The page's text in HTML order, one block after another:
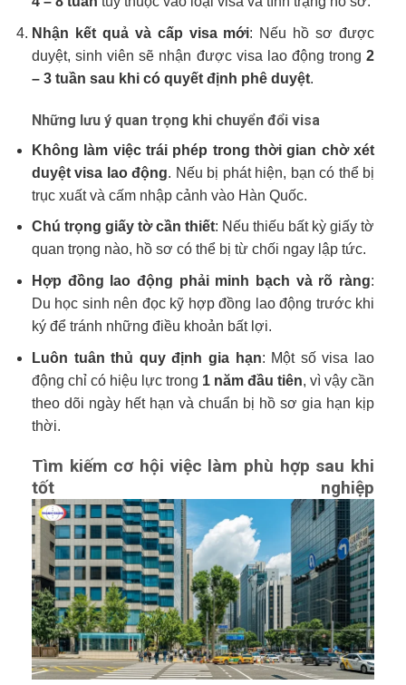
Nhận kết quả và cấp visa mới: Nếu hồ sơ được
duyệt, sinh viên sẽ nhận được visa lao động trong 2
– 3 tuần sau khi có quyết định phê duyệt.
Những lưu ý quan trọng khi chuyển đổi visa
Không làm việc trái phép trong thời gian chờ xét
duyệt visa lao động. Nếu bị phát hiện, bạn có thể bị
trục xuất và cấm nhập cảnh vào Hàn Quốc.
Chú trọng giấy tờ cần thiết: Nếu thiếu bất kỳ giấy tờ
quan trọng nào, hồ sơ có thể bị từ chối ngay lập tức.
Hợp đồng lao động phải minh bạch và rõ ràng:
Du học sinh nên đọc kỹ hợp đồng lao động trước khi
ký để tránh những điều khoản bất lợi.
Luôn tuân thủ quy định gia hạn: Một số visa lao
động chỉ có hiệu lực trong 1 năm đầu tiên, vì vậy cần
theo dõi ngày hết hạn và chuẩn bị hồ sơ gia hạn kịp
thời.
Tìm kiếm cơ hội việc làm phù hợp sau khi
tốt nghiệp